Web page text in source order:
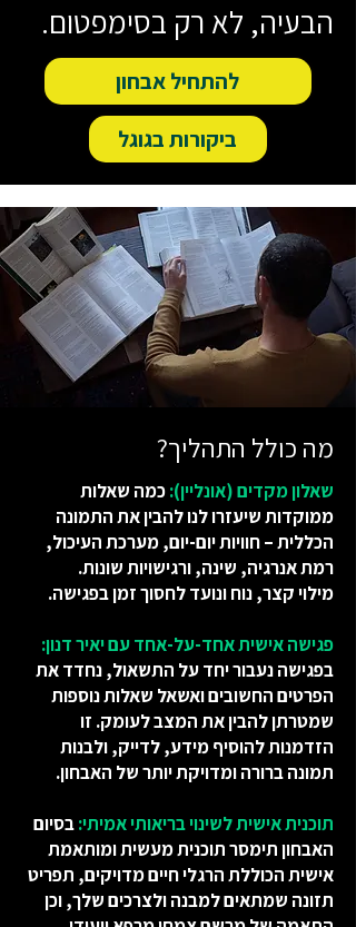
הבעיה, לא רק בסימפטום.
להתחיל אבחון
ביקורות בגוגל
מה כולל התהליך?
שאלון מקדים (אונליין):כמה שאלות
ממוקדות שיעזרו לנו להבין את התמונה
הכללית – חוויות יום-יום, מערכת העיכול,
רמת אנרגיה, שינה, ורגישויות שונות.
מילוי קצר, נוח ונועד לחסוך זמן בפגישה.
פגישה אישית אחד-על-אחד עם יאיר דנון:
בפגישה נעבור יחד על התשאול, נחדד את
הפרטים החשובים ואשאל שאלות נוספות
שמטרתן להבין את המצב לעומק. זו
הזדמנות להוסיף מידע, לדייק, ולבנות
תמונה ברורה ומדויקת יותר של האבחון.
תוכנית אישית לשינוי בריאותי אמיתי:בסיום
האבחון תימסר תוכנית מעשית ומותאמת
אישית הכוללת הרגלי חיים מדויקים, תפריט
תזונה שמתאים למבנה ולצרכים שלך, וכן